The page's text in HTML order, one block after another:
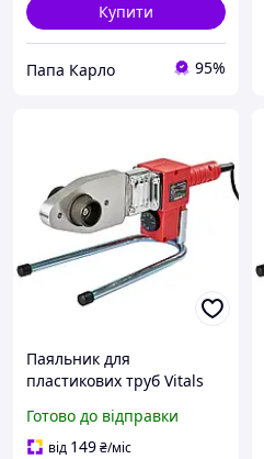
Купити
Папа Карло 95%
Паяльник для
пластикових труб Vitals
25; 32; 40; 50; 63 мм)
Готово до відправки
від 149₴/міс